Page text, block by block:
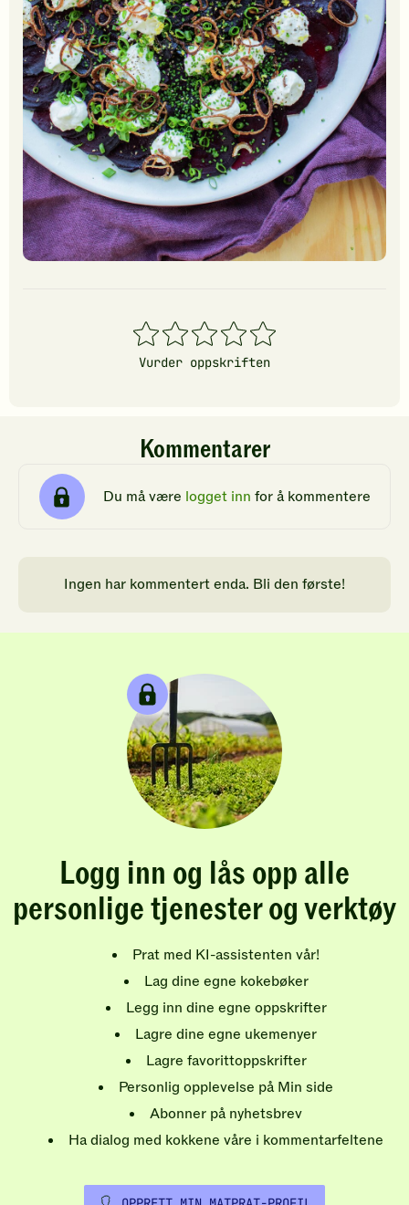
1
stjerner
2
stjerner
3
stjerner
4
stjerner
5
stjerner
Vurder oppskriften
Kommentarer
Du må være logget inn for å kommentere
Ingen har kommentert enda. Bli den første!
Logg inn og lås opp alle
personlige tjenester og verktøy
Prat med KI-assistenten vår!
Lag dine egne kokebøker
Legg inn dine egne oppskrifter
Lagre dine egne ukemenyer
Lagre favorittoppskrifter
Personlig opplevelse på Min side
Abonner på nyhetsbrev
Ha dialog med kokkene våre i kommentarfeltene